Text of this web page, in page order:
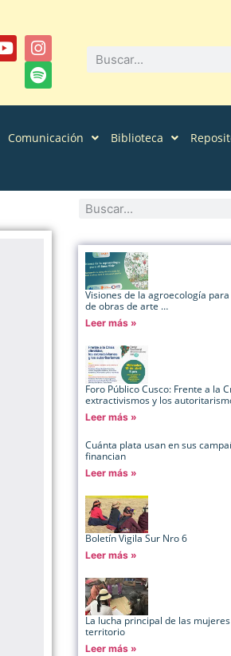
Comunicación Biblioteca
Visiones de la agroecología
de obras de arte …
Leer más »
Foro Público Cusco: Frente a la
extractivismos y los
Leer más »
Cuánta plata usan en sus
financian
Leer más »
Boletín Vigila Sur Nro 6
Leer más »
La lucha principal de las
territorio
Leer más »